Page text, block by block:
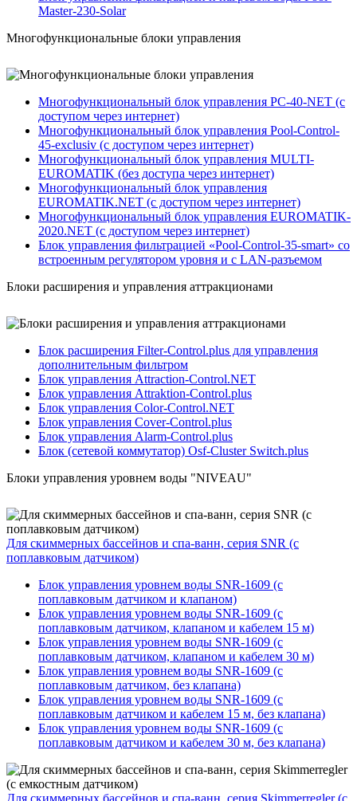
Master-230-Solar
Многофункциональные блоки управления
Многофункциональный блок управления PC-40-NET (с
доступом через интернет)
Многофункциональный блок управления Pool-Control-
45-exclusiv (с доступом через интернет)
Многофункциональный блок управления MULTI-
EUROMATIK (без доступа через интернет)
Многофункциональный блок управления
EUROMATIK.NET (с доступом через интернет)
Многофункциональный блок управления EUROMATIK-
2020.NET (с доступом через интернет)
Блок управления фильтрацией «Pool-Control-35-smart» со
встроенным регулятором уровня и с LAN-разъемом
Блоки расширения и управления аттракционами
Блок расширения Filter-Control.plus для управления
дополнительным фильтром
Блок управления Attraction-Control.NET
Блок управления Attraktion-Control.plus
Блок управления Color-Control.NET
Блок управления Cover-Control.plus
Блок управления Alarm-Control.plus
Блок (сетевой коммутатор) Osf-Cluster Switch.plus
Блоки управления уровнем воды "NIVEAU"
Для скиммерных бассейнов и спа-ванн, серия SNR (с
поплавковым датчиком)
Блок управления уровнем воды SNR-1609 (с
поплавковым датчиком и клапаном)
Блок управления уровнем воды SNR-1609 (с
поплавковым датчиком, клапаном и кабелем 15 м)
Блок управления уровнем воды SNR-1609 (с
поплавковым датчиком, клапаном и кабелем 30 м)
Блок управления уровнем воды SNR-1609 (с
поплавковым датчиком, без клапана)
Блок управления уровнем воды SNR-1609 (с
поплавковым датчиком и кабелем 15 м, без клапана)
Блок управления уровнем воды SNR-1609 (с
поплавковым датчиком и кабелем 30 м, без клапана)
Для скиммерных бассейнов и спа-ванн, серия Skimmerregler (с